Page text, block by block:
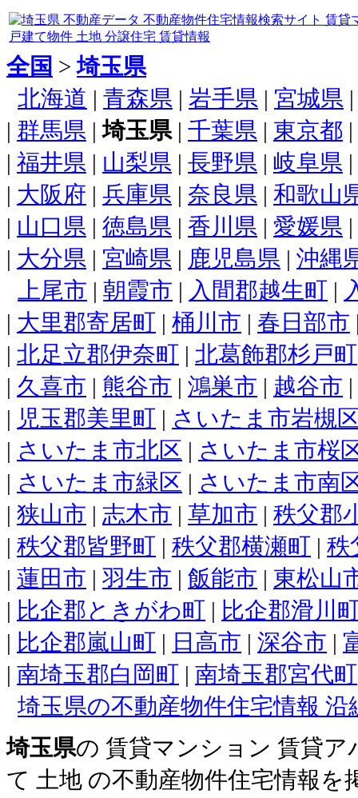
全国 >埼玉県
北海道 | 青森県 | 岩手県 | 宮城県
| 群馬県 |埼玉県 | 千葉県 | 東京都 |
| 福井県 | 山梨県 | 長野県 | 岐阜県 |
| 大阪府 | 兵庫県 | 奈良県 | 和歌山
| 山口県 | 徳島県 | 香川県 | 愛媛県 |
| 大分県 | 宮崎県 | 鹿児島県 | 沖縄
上尾市 | 朝霞市 | 入間郡越生町 |
| 大里郡寄居町 | 桶川市 | 春日部市
| 北足立郡伊奈町 | 北葛飾郡杉戸町
| 久喜市 | 熊谷市 | 鴻巣市 | 越谷市 |
| 児玉郡美里町 | さいたま市岩槻
| さいたま市北区 | さいたま市桜
| さいたま市緑区 | さいたま市南
| 狭山市 | 志木市 | 草加市 | 秩父郡
| 秩父郡皆野町 | 秩父郡横瀬町 | 秩
| 蓮田市 | 羽生市 | 飯能市 | 東松山
| 比企郡ときがわ町 | 比企郡滑川
| 比企郡嵐山町 | 日高市 | 深谷市 |
| 南埼玉郡白岡町 | 南埼玉郡宮代町
埼玉県の不動産物件住宅情報 沿
埼玉県の 賃貸マンション 賃貸ア
て 土地 の不動産物件住宅情報を